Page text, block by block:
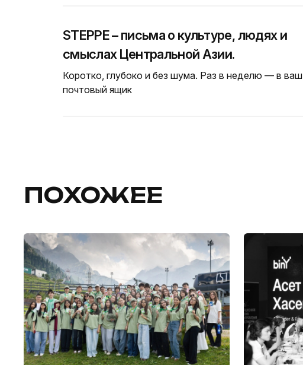
STEPPE – письма о культуре, людях и
смыслах Центральной Азии.
Коротко, глубоко и без шума. Раз в неделю — в ваш
почтовый ящик
ПОХОЖЕЕ